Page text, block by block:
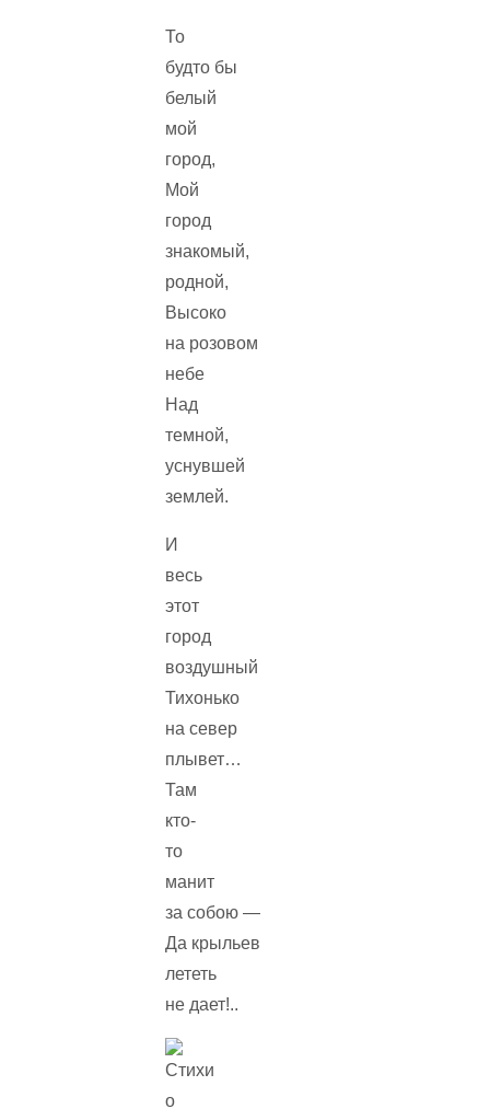
То
будто бы
белый
мой
город,
Мой
город
знакомый,
родной,
Высоко
на розовом
небе
Над
темной,
уснувшей
землей.
И
весь
этот
город
воздушный
Тихонько
на север
плывет…
Там
кто-
то
манит
за собою —
Да крыльев
лететь
не дает!..